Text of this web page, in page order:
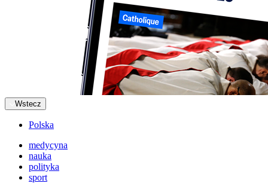
Wstecz
Polska
medycyna
nauka
polityka
sport